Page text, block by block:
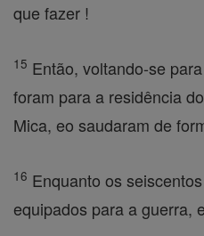
que fazer !
15 Então, voltando-se
foram para a residência
Mica, eo saudaram de
16 Enquanto os
equipados para a guerra,